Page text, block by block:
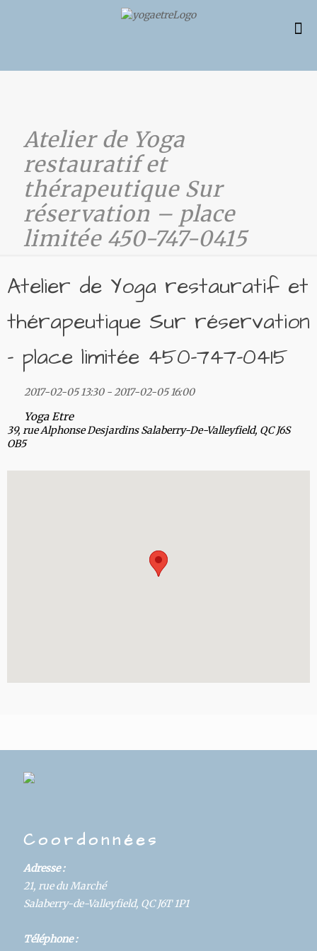
Atelier de Yoga
restauratif et
thérapeutique Sur
réservation – place
limitée 450-747-0415
Atelier de Yoga restauratif et
thérapeutique Sur réservation
– place limitée 450-747-0415
2017-02-05 13:30 - 2017-02-05 16:00
Yoga Etre
39, rue Alphonse Desjardins Salaberry-De-Valleyfield, QC J6S
OB5
Coordonnées
Adresse :
21, rue du Marché
Salaberry-de-Valleyfield, QC J6T 1P1
Téléphone :